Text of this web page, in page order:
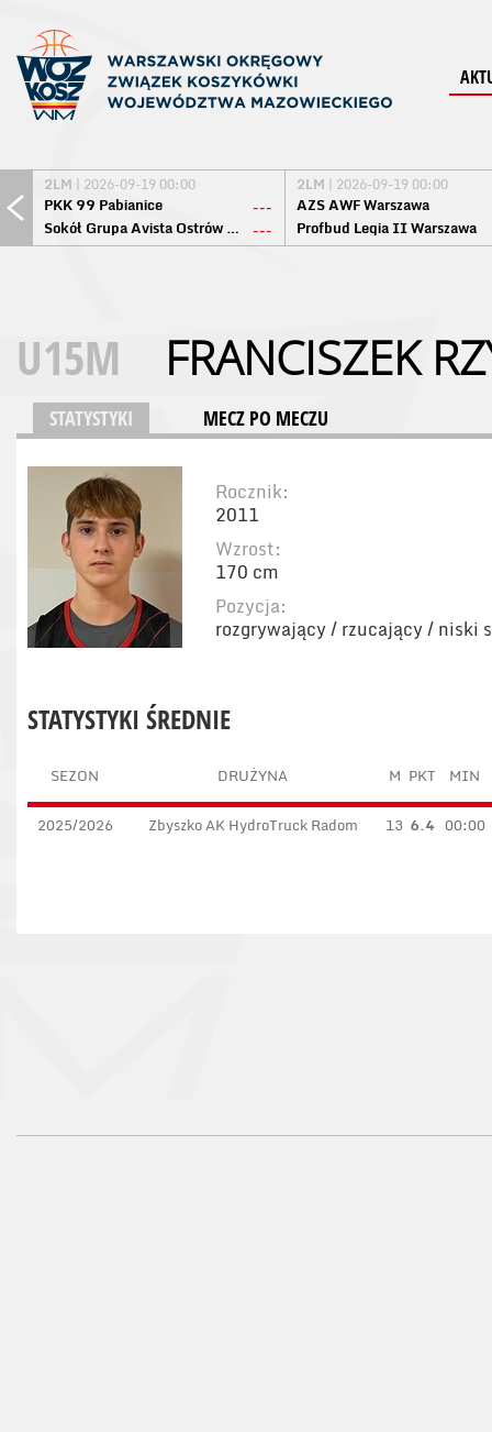
2LM | 2026-09-19 00:00
PKK 99 Pabianice
---
Sokół Grupa Avista Ostrów Maz. ---
2LM | 2026-09-19 00:00
AZS AWF Warszawa
Profbud Legia II Warszawa
U15M FRANCISZEK
STATYSTYKI MECZ PO MECZU
Rocznik:
2011
Wzrost:
170 cm
Pozycja:
rozgrywający / rzucający / niski
STATYSTYKI ŚREDNIE
SEZON DRUŻYNA M PKT MIN
2025/2026 Zbyszko AK HydroTruck Radom 13 6.4 00:00